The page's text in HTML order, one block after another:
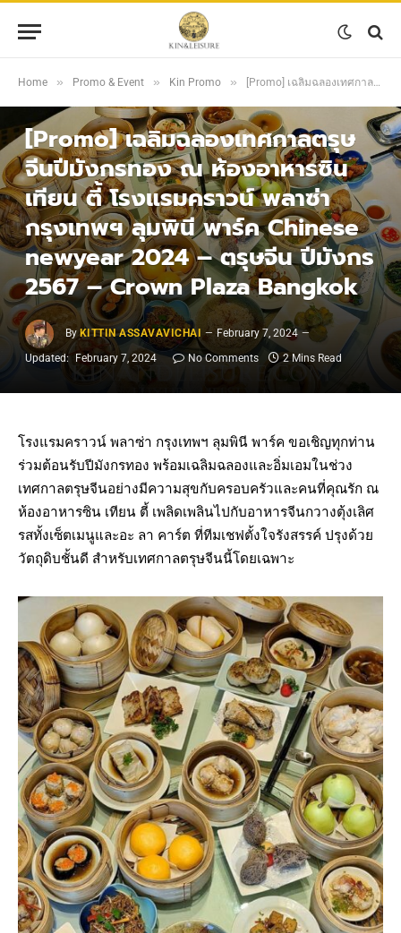
Home » Promo & Event » Kin Promo » [Promo] เฉลิมฉลองเทศกาลตรุษจีนปีมังกรทอง ณ ห้องอาหารซิน เทียน ตี้ โรงแรมคราวน์ พลาซ่า กรุงเทพฯ ลุมพินี พาร์ค Chinese newyear 2024 – ตรุษจีน ปีมังกร 2567 – Crown Plaza Bangkok
[Promo] เฉลิมฉลองเทศกาลตรุษ
จีนปีมังกรทอง ณ ห้องอาหารซิน
เทียน ตี้ โรงแรมคราวน์ พลาซ่า
กรุงเทพฯ ลุมพินี พาร์ค Chinese
newyear 2024 – ตรุษจีน ปีมังกร
2567 – Crown Plaza Bangkok
By KITTIN ASSAVAVICHAI
February 7, 2024
Updated:
February 7, 2024 No Comments 2 Mins Read
โรงแรมคราวน์ พลาซ่า กรุงเทพฯ ลุมพินี พาร์ค ขอเชิญทุกท่าน
ร่วมต้อนรับปีมังกรทอง พร้อมเฉลิมฉลองและอิ่มเอมในช่วง
เทศกาลตรุษจีนอย่างมีความสุขกับครอบครัวและคนที่คุณรัก ณ
ห้องอาหารซิน เทียน ตี้ เพลิดเพลินไปกับอาหารจีนกวางตุ้งเลิศ
รสทั้งเซ็ตเมนูและอะ ลา คาร์ต ที่ทีมเชฟตั้งใจรังสรรค์ ปรุงด้วย
วัตถุดิบชั้นดี สำหรับเทศกาลตรุษจีนนี้โดยเฉพาะ